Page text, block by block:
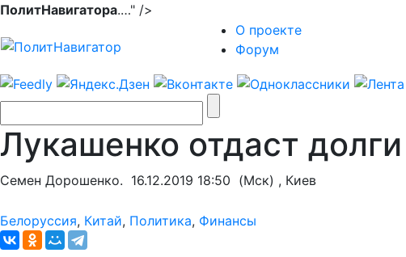
ПолитНавигатора.…" />
О проекте
Форум
Лукашенко отдаст
Семен Дорошенко. 16.12.2019 18:50 (Мск) , Киев
Белоруссия, Китай, Политика, Финансы